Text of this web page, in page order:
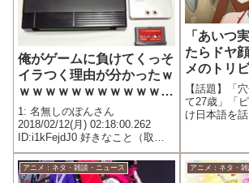
俺がゲームに負けてくっそ
イラつく理由が分かったｗ
ｗｗｗｗｗｗｗｗｗｗｗｗ
ｗｗｗｗｗｗｗｗｗｗｗｗ
ｗｗｗ
1: 名無しのぽんさん
2018/02/12(月) 02:18:00.262
ID:i1kFejdJ0 好きなこと（取り
柄）がそれしかないから 他人よ
り劣っていると思いたくないか
ら
「あいつ
たらドヤ
メのトリ
【話題】「
て27歳」「
け日本語を
ID:???.net
アニメ：ネタ・雑談・ニュース アニメ：ネタ・